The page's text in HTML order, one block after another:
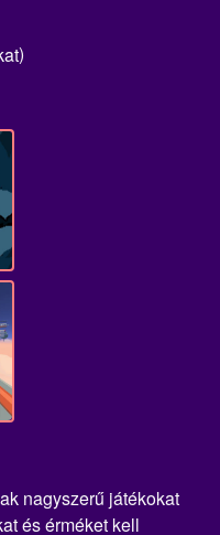
)
nagyszerű játékokat
és érméket kell